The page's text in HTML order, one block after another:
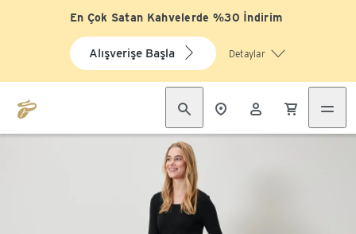
En Çok Satan Kahvelerde %30 İndirim
Alışverişe Başla Detaylar